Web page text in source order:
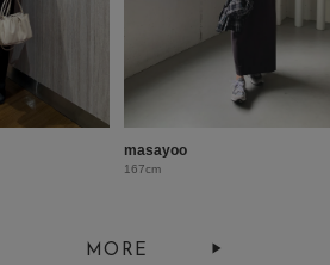
masayoo
167cm
MORE